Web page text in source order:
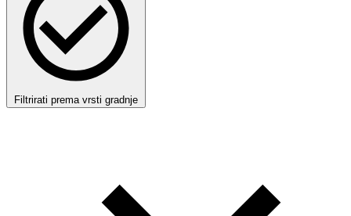
Filtrirati prema vrsti gradnje